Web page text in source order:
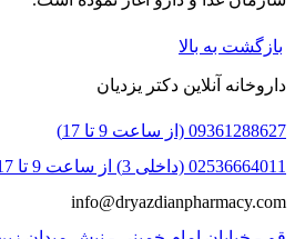
بازگشت به بالا
داروخانه آنلاین دکتر یزدیان
09361288627 (از ساعت 9 تا 17)
02536664011 (داخلی 3) از ساعت 9 تا 17
info@dryazdianpharmacy.com